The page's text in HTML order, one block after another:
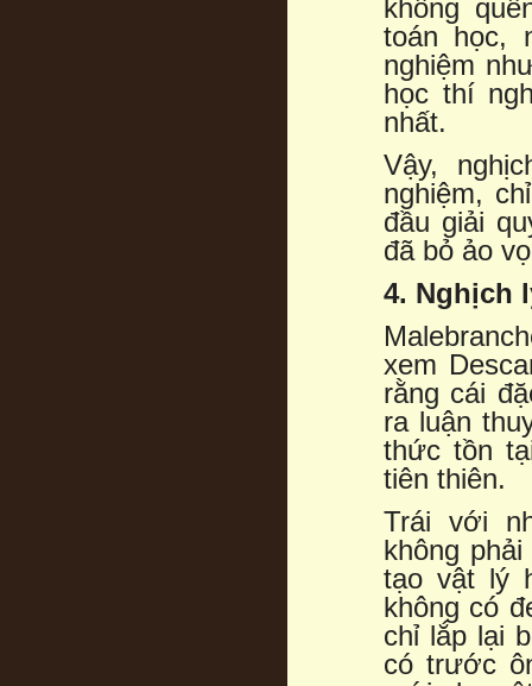
không
toán học,
nghiệm
học thí
nhất.
Vậy,
nghiệm,
đầu giải
đã bỏ ảo
4. Nghịch
xem
rằng cái
ra luận
thức tồn
tiên thiên.
Trái với
không
tạo vật lý
không có
chỉ lắp lại
có trước